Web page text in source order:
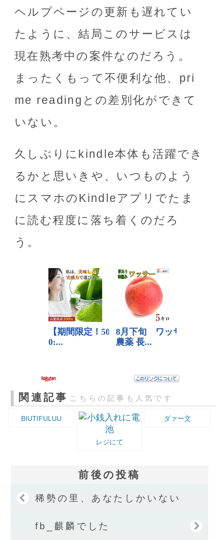
ヘルプページの更新も遅れてい
たように、結局このサービスは
現在熟考中の案件なのだろう。
まったくもって不便利な他、pri
me readingとの差別化ができて
いない。
久しぶりにkindle本体も活躍でき
るかと思いきや、いつものよう
にスマホのKindleアプリでたま
に読む程度に落ち着くのだろ
う。
関連記事 こちらの記事も人気です
BIUTIFULUU
レジにて
ダァー文
前後の投稿
稀勢の里、あなたしかいない
fb_麒麟でした